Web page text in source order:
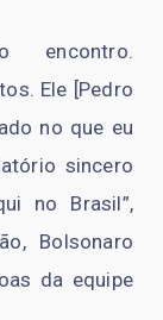
encontro.
Ele [Pedro
no que eu
sincero
no Brasil”,
Bolsonaro
da equipe